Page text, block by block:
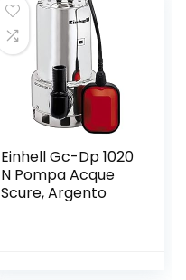
Einhell Gc-Dp 1020
N Pompa Acque
Scure, Argento